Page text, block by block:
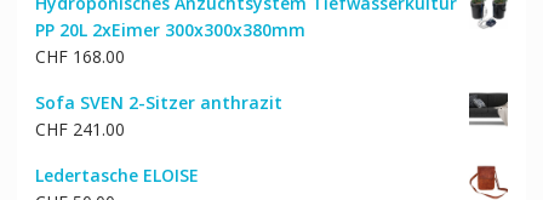
PP 20L 2xEimer 300x300x380mm
CHF168.00
Sofa SVEN 2-Sitzer anthrazit
CHF241.00
Ledertasche ELOISE